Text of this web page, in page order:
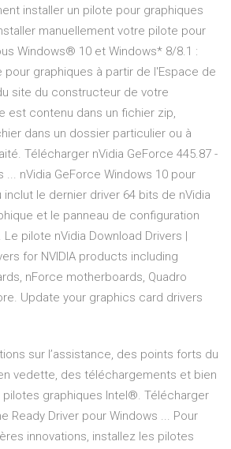
installer un pilote pour graphiques
manuellement votre pilote pour
Windows® 10 et Windows* 8/8.1 :
graphiques à partir de l'Espace de
site du constructeur de votre
est contenu dans un fichier zip,
dans un dossier particulier ou à
Télécharger nVidia GeForce 445.87 -
... nVidia GeForce Windows 10 pour
le dernier driver 64 bits de nVidia
et le panneau de configuration
Le pilote nVidia Download Drivers |
for NVIDIA products including
nForce motherboards, Quadro
Update your graphics card drivers
sur l’assistance, des points forts du
vedette, des téléchargements et bien
graphiques Intel®. Télécharger
Ready Driver pour Windows ... Pour
innovations, installez les pilotes